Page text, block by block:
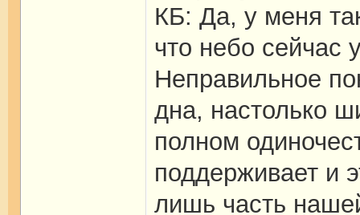
КБ: Да, у меня
что небо сейчас
Неправильное
дна, настолько
полном
поддерживает и
лишь часть